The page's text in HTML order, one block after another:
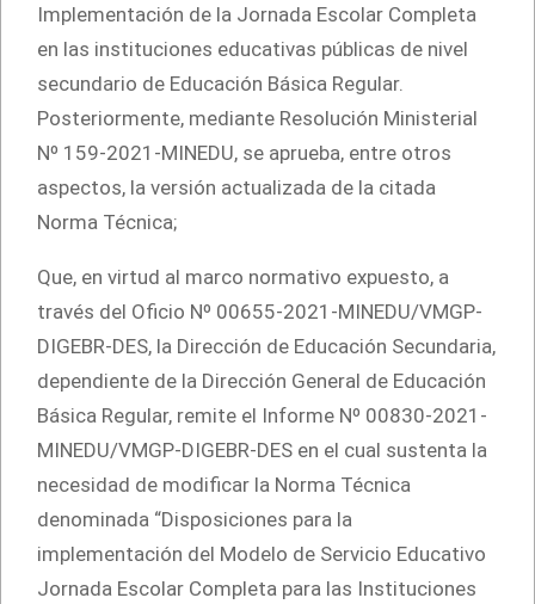
Implementación de la Jornada Escolar Completa
en las instituciones educativas públicas de nivel
secundario de Educación Básica Regular.
Posteriormente, mediante Resolución Ministerial
Nº 159-2021-MINEDU, se aprueba, entre otros
aspectos, la versión actualizada de la citada
Norma Técnica;
Que, en virtud al marco normativo expuesto, a
través del Oficio Nº 00655-2021-MINEDU/VMGP-
DIGEBR-DES, la Dirección de Educación Secundaria,
dependiente de la Dirección General de Educación
Básica Regular, remite el Informe Nº 00830-2021-
MINEDU/VMGP-DIGEBR-DES en el cual sustenta la
necesidad de modificar la Norma Técnica
denominada “Disposiciones para la
implementación del Modelo de Servicio Educativo
Jornada Escolar Completa para las Instituciones